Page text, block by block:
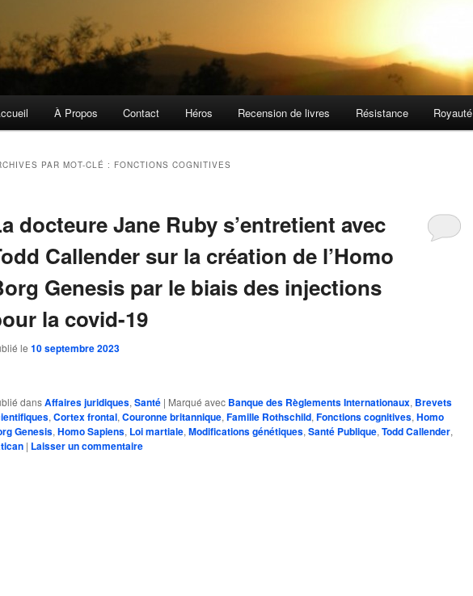
À Propos Contact Héros Recension de livres Résistance Royauté
PAR MOT-CLÉ : FONCTIONS COGNITIVES
docteure Jane Ruby s’entretient avec
Callender sur la création de l’Homo
Genesis par le biais des injections
la covid-19
le 10 septembre 2023
dansAffaires juridiques, Santé | Marqué avec Banque des Règlements Internationaux, Brevets
, Cortex frontal, Couronne britannique, Famille Rothschild, Fonctions cognitives, Homo
Genesis, Homo Sapiens, Loi martiale, Modifications génétiques, Santé Publique, Todd Callender,
| Laisser un commentaire